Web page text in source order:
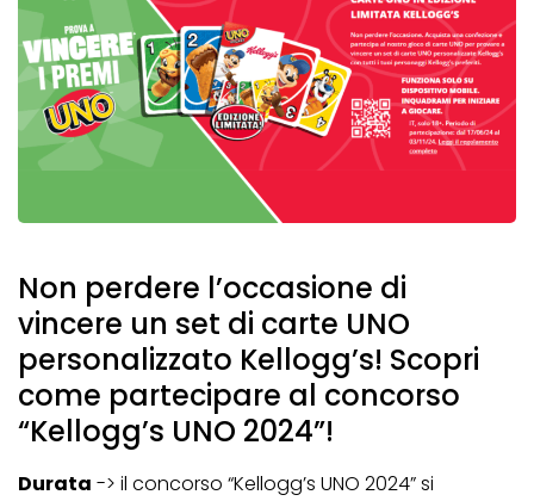
Non perdere l’occasione di
vincere un set di carte UNO
personalizzato Kellogg’s! Scopri
come partecipare al concorso
“Kellogg’s UNO 2024”!
Durata -> il concorso “Kellogg’s UNO 2024” si